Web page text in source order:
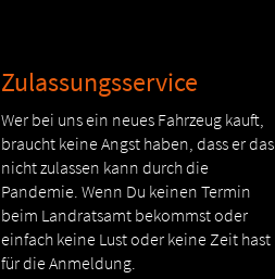
Zulassungsservice
Wer bei uns ein neues Fahrzeug kauft,
braucht keine Angst haben, dass er das
nicht zulassen kann durch die
Pandemie. Wenn Du keinen Termin
beim Landratsamt bekommst oder
einfach keine Lust oder keine Zeit hast
für die Anmeldung.